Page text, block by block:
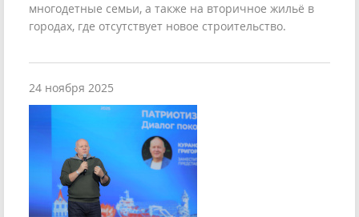
многодетные семьи, а также на вторичное жильё в
городах, где отсутствует новое строительство.
24 ноября 2025